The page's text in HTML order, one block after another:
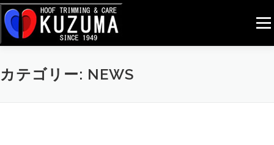
コンテンツへスキップ
メニ
カテゴリー: NEWS